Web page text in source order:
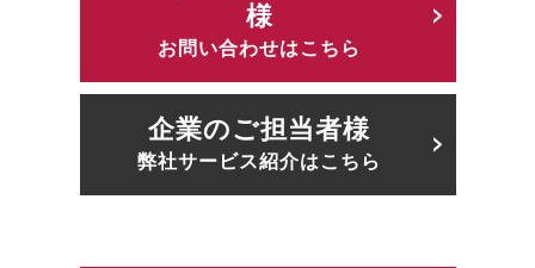
様
お問い合わせはこちら
企業のご担当者様
弊社サービス紹介はこちら